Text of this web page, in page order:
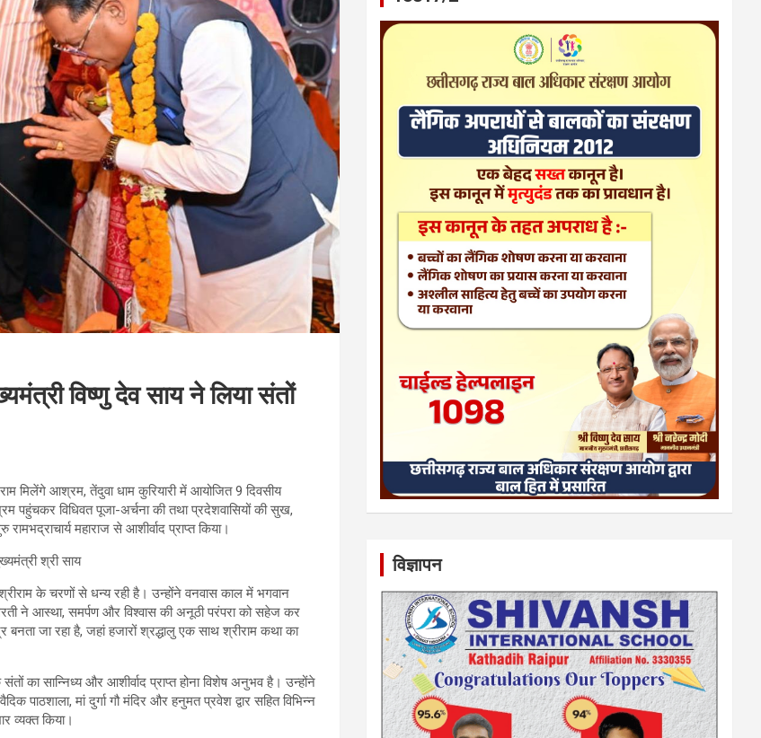
विष्णु देव साय ने लिया संतों
मिलेंगे आश्रम, तेंदुवा धाम कुरियारी में आयोजित 9 दिवसीय
पहुंचकर विधिवत पूजा-अर्चना की तथा प्रदेशवासियों की सुख,
महाराज से आशीर्वाद प्राप्त किया।
के चरणों से धन्य रही है। उन्होंने वनवास काल में भगवान
ने आस्था, समर्पण और विश्वास की अनूठी परंपरा को सहेज कर
जा रहा है, जहां हजारों श्रद्धालु एक साथ श्रीराम कथा का
का सान्निध्य और आशीर्वाद प्राप्त होना विशेष अनुभव है। उन्होंने
मां दुर्गा गौ मंदिर और हनुमत प्रवेश द्वार सहित विभिन्न
व्यक्त किया।
विज्ञापन